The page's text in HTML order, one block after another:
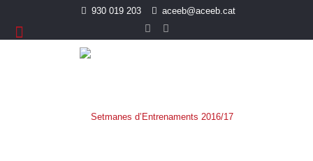
930 019 203 aceeb@aceeb.cat